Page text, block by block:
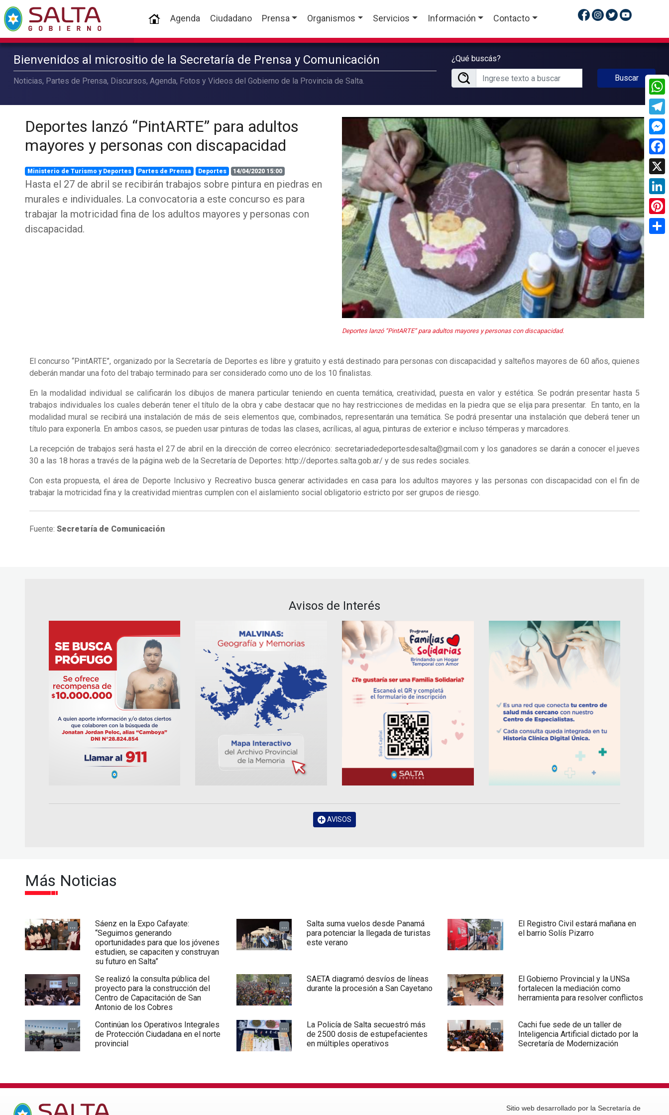
(current)
Agenda Ciudadano Prensa Organismos Servicios Información Contacto
Bienvenidos al micrositio de la Secretaría de Prensa y Comunicación
Noticias, Partes de Prensa, Discursos, Agenda, Fotos y Videos del Gobierno de la Provincia de Salta.
¿Qué buscás?
Buscar
Deportes lanzó “PintARTE” para adultos
mayores y personas con discapacidad
Ministerio de Turismo y Deportes Partes de Prensa Deportes 14/04/2020 15:00
Hasta el 27 de abril se recibirán trabajos sobre pintura en piedras en
murales e individuales. La convocatoria a este concurso es para
trabajar la motricidad fina de los adultos mayores y personas con
discapacidad.
Deportes lanzó “PintARTE” para adultos mayores y personas con discapacidad.
El concurso “PintARTE”, organizado por la Secretaría de Deportes es libre y gratuito y está destinado para personas con discapacidad y salteños mayores de 60 años, quienes
deberán mandar una foto del trabajo terminado para ser considerado como uno de los 10 finalistas.
En la modalidad individual se calificarán los dibujos de manera particular teniendo en cuenta temática, creatividad, puesta en valor y estética. Se podrán presentar hasta 5
trabajos individuales los cuales deberán tener el título de la obra y cabe destacar que no hay restricciones de medidas en la piedra que se elija para presentar. En tanto, en la
modalidad mural se recibirá una instalación de más de seis elementos que, combinados, representarán una temática. Se podrá presentar una instalación que deberá tener un
título para exponerla. En ambos casos, se pueden usar pinturas de todas las clases, acrílicas, al agua, pinturas de exterior e incluso témperas y marcadores.
La recepción de trabajos será hasta el 27 de abril en la dirección de correo elecrónico: secretariadedeportesdesalta@gmail.com y los ganadores se darán a conocer el jueves
30 a las 18 horas a través de la página web de la Secretaría de Deportes: http://deportes.salta.gob.ar/ y de sus redes sociales.
Con esta propuesta, el área de Deporte Inclusivo y Recreativo busca generar actividades en casa para los adultos mayores y las personas con discapacidad con el fin de
trabajar la motricidad fina y la creatividad mientras cumplen con el aislamiento social obligatorio estricto por ser grupos de riesgo.
Fuente: Secretaría de Comunicación
Avisos de Interés
AVISOS
Más Noticias
...
Sáenz en la Expo Cafayate:
“Seguimos generando
oportunidades para que los jóvenes
estudien, se capaciten y construyan
su futuro en Salta”
...
Salta suma vuelos desde Panamá
para potenciar la llegada de turistas
este verano
...
El Registro Civil estará mañana en
el barrio Solís Pizarro
...
Se realizó la consulta pública del
proyecto para la construcción del
Centro de Capacitación de San
Antonio de los Cobres
...
SAETA diagramó desvíos de líneas
durante la procesión a San Cayetano
...
El Gobierno Provincial y la UNSa
fortalecen la mediación como
herramienta para resolver conflictos
...
Continúan los Operativos Integrales
de Protección Ciudadana en el norte
provincial
...
La Policía de Salta secuestró más
de 2500 dosis de estupefacientes
en múltiples operativos
...
Cachi fue sede de un taller de
Inteligencia Artificial dictado por la
Secretaría de Modernización
Sitio web desarrollado por la Secretaría de
X